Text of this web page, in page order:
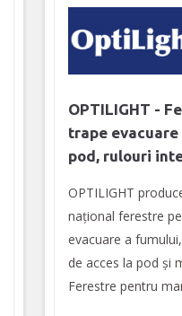
OPTILIGHT -
trape evacuare
pod, rulouri
OPTILIGHT
naţional ferestre
evacuare a
de acces la pod și
Ferestre pentru